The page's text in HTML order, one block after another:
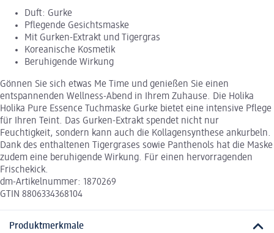
Duft: Gurke
Pflegende Gesichtsmaske
Mit Gurken-Extrakt und Tigergras
Koreanische Kosmetik
Beruhigende Wirkung
Gönnen Sie sich etwas Me Time und genießen Sie einen
entspannenden Wellness-Abend in Ihrem Zuhause. Die Holika
Holika Pure Essence Tuchmaske Gurke bietet eine intensive Pflege
für Ihren Teint. Das Gurken-Extrakt spendet nicht nur
Feuchtigkeit, sondern kann auch die Kollagensynthese ankurbeln.
Dank des enthaltenen Tigergrases sowie Panthenols hat die Maske
zudem eine beruhigende Wirkung. Für einen hervorragenden
Frischekick.
dm-Artikelnummer: 1870269
GTIN 8806334368104
Produktmerkmale